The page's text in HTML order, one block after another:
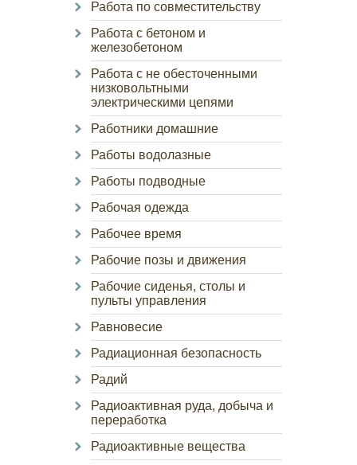
Работа по совместительству
Работа с бетоном и
железобетоном
Работа с не обесточенными
низковольтными
электрическими цепями
Работники домашние
Работы водолазные
Работы подводные
Рабочая одежда
Рабочее время
Рабочие позы и движения
Рабочие сиденья, столы и
пульты управления
Равновесие
Радиационная безопасность
Радий
Радиоактивная руда, добыча и
переработка
Радиоактивные вещества